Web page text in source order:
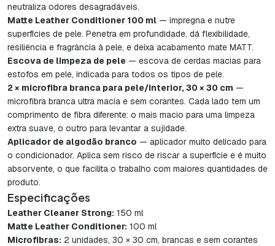
neutraliza odores desagradáveis.
Matte Leather Conditioner 100 ml — impregna e nutre
superfícies de pele. Penetra em profundidade, dá flexibilidade,
resiliência e fragrância à pele, e deixa acabamento mate MATT.
Escova de limpeza de pele — escova de cerdas macias para
estofos em pele, indicada para todos os tipos de pele.
2 × microfibra branca para pele/interior, 30 × 30 cm —
microfibra branca ultra macia e sem corantes. Cada lado tem um
comprimento de fibra diferente: o mais macio para uma limpeza
extra suave, o outro para levantar a sujidade.
Aplicador de algodão branco — aplicador muito delicado para
o condicionador. Aplica sem risco de riscar a superfície e é muito
absorvente, o que facilita o trabalho com maiores quantidades de
produto.
Especificações
Leather Cleaner Strong: 150 ml
Matte Leather Conditioner: 100 ml
Microfibras: 2 unidades, 30 × 30 cm, brancas e sem corantes